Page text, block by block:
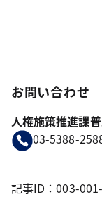
お問い合わせ
人権施策推進課
03-5388-
記事ID：003-